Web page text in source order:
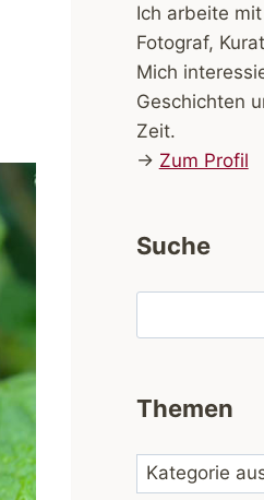
Ich arbeite
Fotograf,
Mich
Geschichten
Zeit.
→ Zum Profil
Suche
Themen